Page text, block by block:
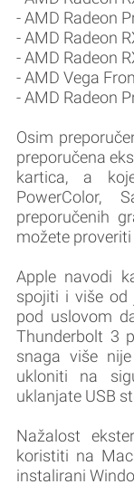
- AMD Radeon
- AMD Radeon
- AMD Radeon
- AMD Vega
- AMD Radeon
Osim
preporučena
kartica, a
PowerColor,
preporučenih
možete proveriti
Apple navodi
spojiti i više od
pod uslovom
Thunderbolt 3
snaga više
ukloniti na
uklanjate USB
Nažalost
koristiti na
instalirani